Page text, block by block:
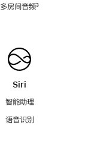
多房间音频脚
³
Siri
智能助理
语音识别